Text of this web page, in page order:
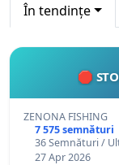
În tendințe
🛑
ZENONA FISHING
7 575 semnături
36 Semnături /
27 Apr 2026